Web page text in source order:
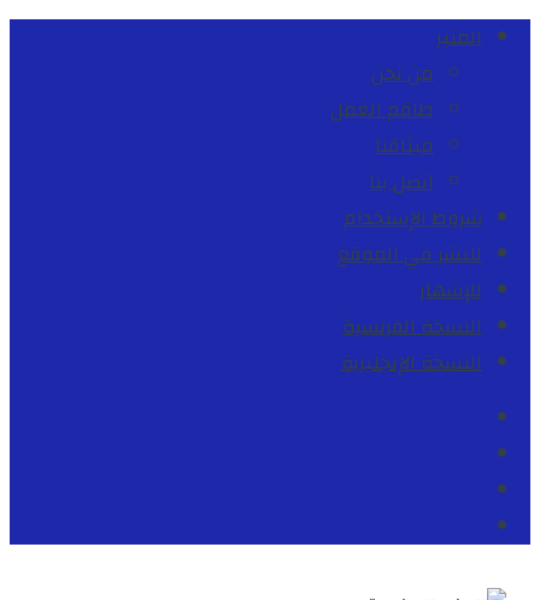
المنبر
من نحن
طاقم العمل
ميثاقنا
اتصل بنا
شروط الإستخدام
للنشر في الموقع
للإشهار
النسخة الفرنسية
النسخة الإنجليزية